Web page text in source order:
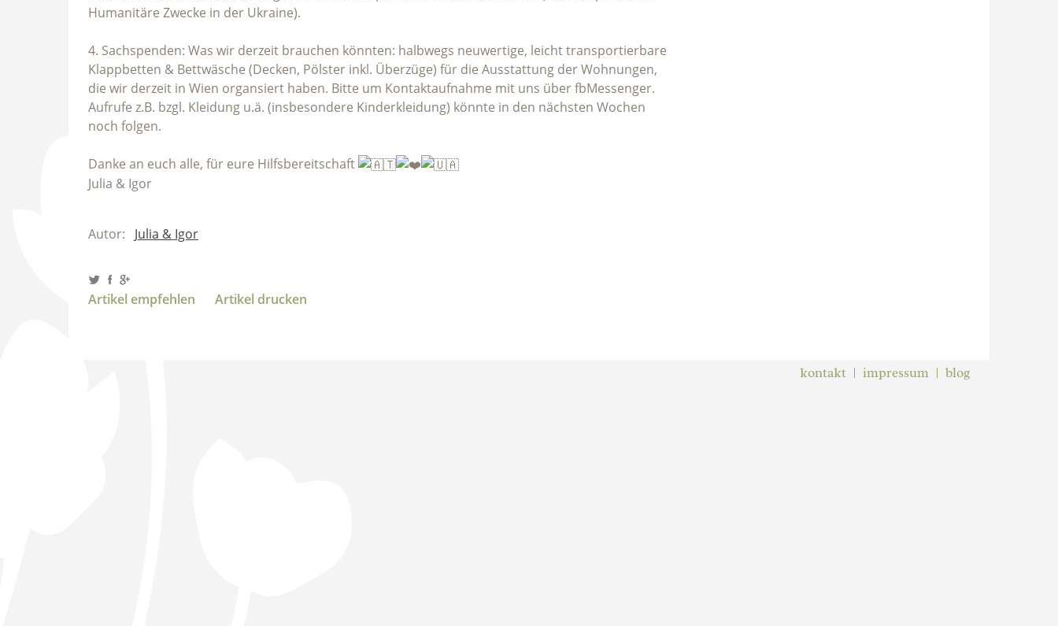
Humanitäre Zwecke in der Ukraine).
4. Sachspenden: Was wir derzeit brauchen könnten: halbwegs neuwertige, leicht transportierbare
Klappbetten & Bettwäsche (Decken, Pölster inkl. Überzüge) für die Ausstattung der Wohnungen,
die wir derzeit in Wien organsiert haben. Bitte um Kontaktaufnahme mit uns über fbMessenger.
Aufrufe z.B. bzgl. Kleidung u.ä. (insbesondere Kinderkleidung) könnte in den nächsten Wochen
noch folgen.
Danke an euch alle, für eure Hilfsbereitschaft
Julia & Igor
Autor: Julia & Igor
Artikel empfehlen Artikel drucken
kontakt impressum blog